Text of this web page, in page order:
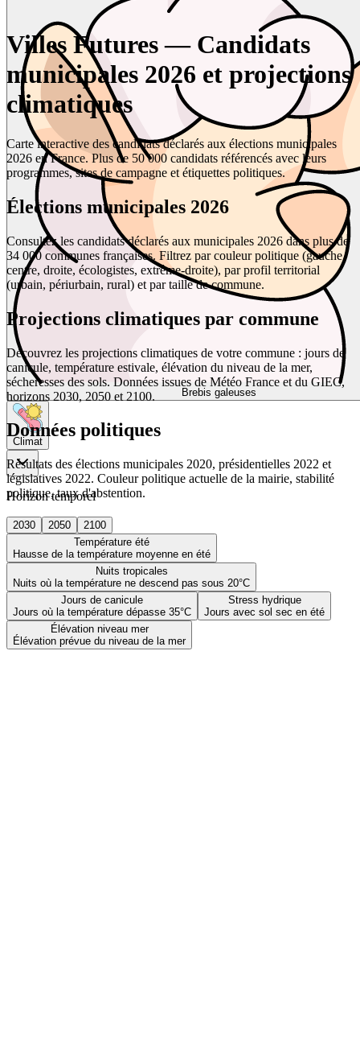
Brebis galeuses
Climat
Horizon temporel
2030 2050
2100
Température été
Hausse de la température moyenne en été
Nuits tropicales
Nuits où la température ne descend pas sous 20°C
Jours de canicule
Jours où la température dépasse 35°C
Stress hydrique
Jours avec sol sec en été
Élévation niveau mer
Élévation prévue du niveau de la mer
Villes Futures — Candidats
municipales 2026 et projections
climatiques
Carte interactive des candidats déclarés aux élections municipales
2026 en France. Plus de 50 000 candidats référencés avec leurs
programmes, sites de campagne et étiquettes politiques.
Élections municipales 2026
Consultez les candidats déclarés aux municipales 2026 dans plus de
34 000 communes françaises. Filtrez par couleur politique (gauche,
centre, droite, écologistes, extrême-droite), par profil territorial
(urbain, périurbain, rural) et par taille de commune.
Projections climatiques par commune
Découvrez les projections climatiques de votre commune : jours de
canicule, température estivale, élévation du niveau de la mer,
sécheresses des sols. Données issues de Météo France et du GIEC,
horizons 2030, 2050 et 2100.
Données politiques
Résultats des élections municipales 2020, présidentielles 2022 et
législatives 2022. Couleur politique actuelle de la mairie, stabilité
politique, taux d'abstention.